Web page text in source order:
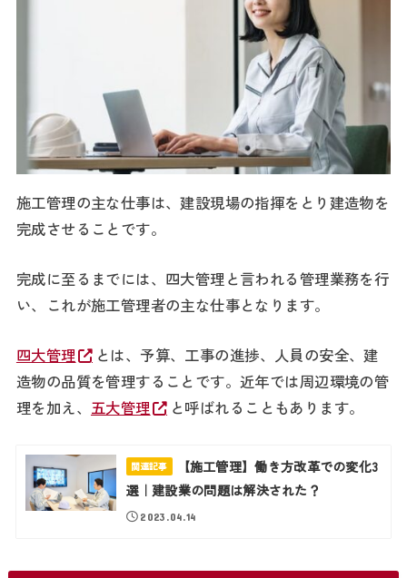
施工管理の主な仕事は、建設現場の指揮をとり建造物を
完成させることです。
完成に至るまでには、四大管理と言われる管理業務を行
い、これが施工管理者の主な仕事となります。
四大管理
とは、予算、工事の進捗、人員の安全、建
造物の品質を管理することです。近年では周辺環境の管
理を加え、 五大管理 と呼ばれることもあります。
関連記事
【施工管理】働き方改革での変化3
選｜建設業の問題は解決された？
2023.04.14